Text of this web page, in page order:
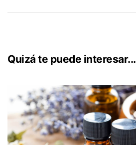
Quizá te puede interesar...